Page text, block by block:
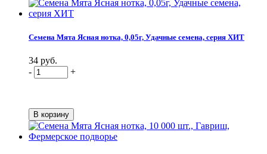
Семена Мята Ясная нотка, 0,05г, Удачные семена, серия ХИТ
34 руб.
-
+